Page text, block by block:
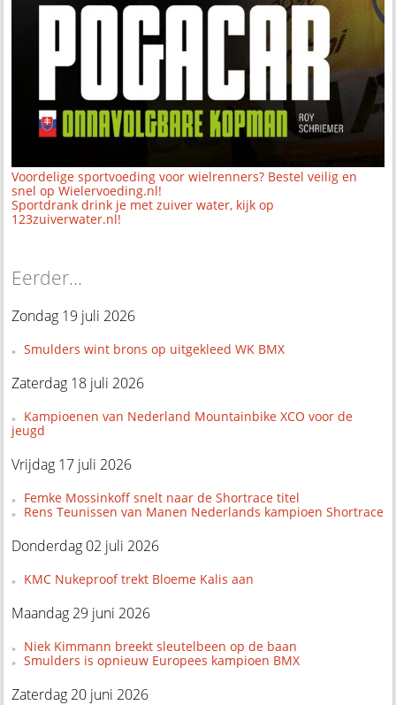
Voordelige sportvoeding voor wielrenners? Bestel veilig en
snel op Wielervoeding.nl!
Sportdrank drink je met zuiver water, kijk op
123zuiverwater.nl!
Eerder...
Zondag 19 juli 2026
Smulders wint brons op uitgekleed WK BMX
Zaterdag 18 juli 2026
Kampioenen van Nederland Mountainbike XCO voor de
jeugd
Vrijdag 17 juli 2026
Femke Mossinkoff snelt naar de Shortrace titel
Rens Teunissen van Manen Nederlands kampioen Shortrace
Donderdag 02 juli 2026
KMC Nukeproof trekt Bloeme Kalis aan
Maandag 29 juni 2026
Niek Kimmann breekt sleutelbeen op de baan
Smulders is opnieuw Europees kampioen BMX
Zaterdag 20 juni 2026